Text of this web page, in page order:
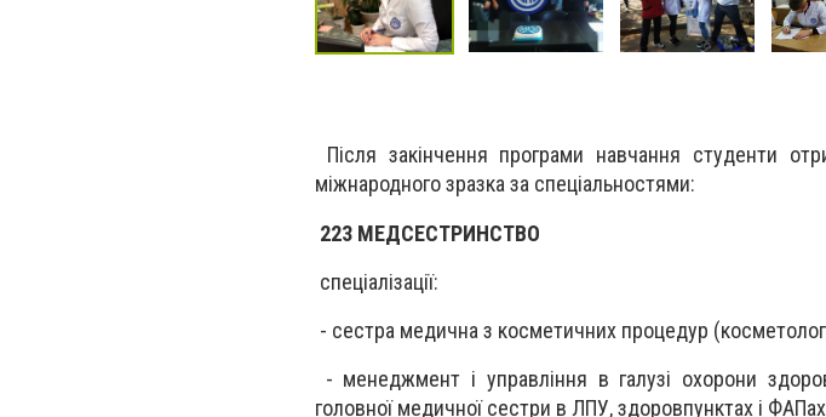
Після закінчення програми навчання студенти
міжнародного зразка за спеціальностями:
223 МЕДСЕСТРИНСТВО
спеціалізації:
- сестра медична з косметичних процедур
- менеджмент і управління в галузі охорони
головної медичної сестри в ЛПУ, здоровпунктах і